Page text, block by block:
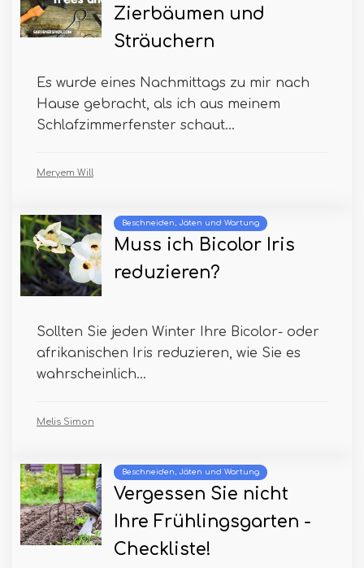
Zierbäumen und
Sträuchern
Es wurde eines Nachmittags zu mir nach
Hause gebracht, als ich aus meinem
Schlafzimmerfenster schaut...
Meryem Will
Beschneiden, Jäten und Wartung
Muss ich Bicolor Iris
reduzieren?
Sollten Sie jeden Winter Ihre Bicolor- oder
afrikanischen Iris reduzieren, wie Sie es
wahrscheinlich...
Melis Simon
Beschneiden, Jäten und Wartung
Vergessen Sie nicht
Ihre Frühlingsgarten -
Checkliste!